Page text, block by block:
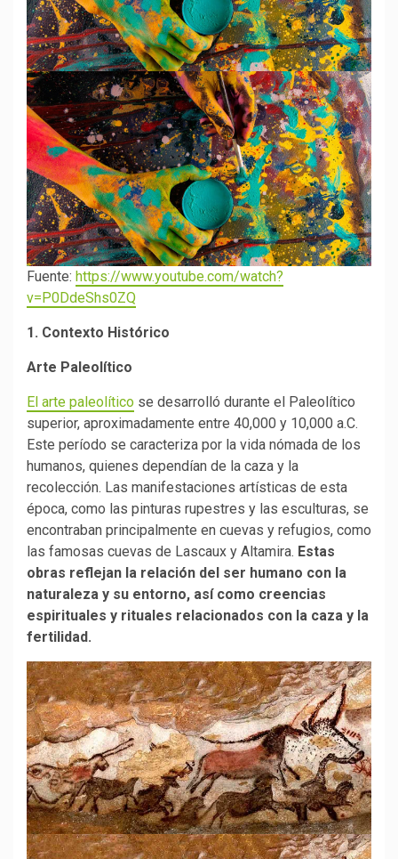
Fuente: https://www.youtube.com/watch?
v=P0DdeShs0ZQ
1. Contexto Histórico
Arte Paleolítico
El arte paleolítico se desarrolló durante el Paleolítico
superior, aproximadamente entre 40,000 y 10,000 a.C.
Este período se caracteriza por la vida nómada de los
humanos, quienes dependían de la caza y la
recolección. Las manifestaciones artísticas de esta
época, como las pinturas rupestres y las esculturas, se
encontraban principalmente en cuevas y refugios, como
las famosas cuevas de Lascaux y Altamira. Estas
obras reflejan la relación del ser humano con la
naturaleza y su entorno, así como creencias
espirituales y rituales relacionados con la caza y la
fertilidad.